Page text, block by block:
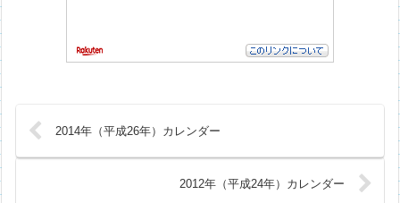
2014年（平成26年）カレンダー
2012年（平成24年）カレンダー